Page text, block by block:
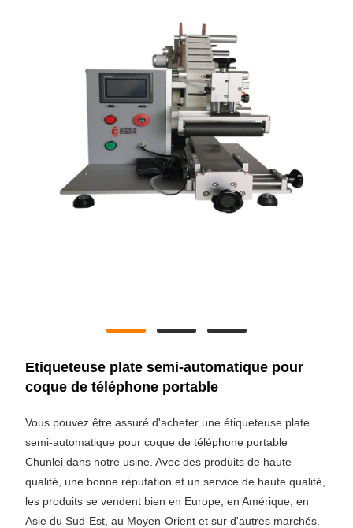
Etiqueteuse plate semi-automatique pour
coque de téléphone portable
Vous pouvez être assuré d'acheter une étiqueteuse plate
semi-automatique pour coque de téléphone portable
Chunlei dans notre usine. Avec des produits de haute
qualité, une bonne réputation et un service de haute qualité,
les produits se vendent bien en Europe, en Amérique, en
Asie du Sud-Est, au Moyen-Orient et sur d'autres marchés.